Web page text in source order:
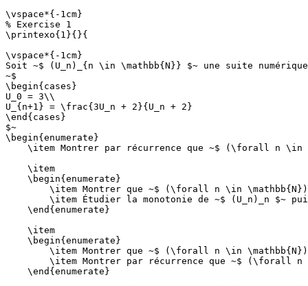
\vspace*{-1cm}
% Exercise 1
\printexo{1}{}{
\vspace*{-1cm}
Soit ~$ (U_n)_{n \in \mathbb{N}} $~ une suite
~$
\begin{cases}
U_0 = 3\\
U_{n+1} = \frac{3U_n + 2}{U_n + 2}
\end{cases}
$~
\begin{enumerate}
\item Montrer par récurrence que ~$ (\forall n \in
    \item
    \begin{enumerate}
\item Montrer que ~$ (\forall n \in
\item Étudier la monotonie de ~$ (U_n)_n $~
    \end{enumerate}
    \item
    \begin{enumerate}
\item Montrer que ~$ (\forall n \in
\item Montrer par récurrence que ~$ (\forall
    \end{enumerate}